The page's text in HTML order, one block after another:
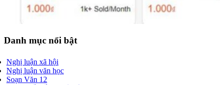
Danh mục nổi bật
Nghị luận xã hội
Nghị luận văn học
Soạn Văn 12